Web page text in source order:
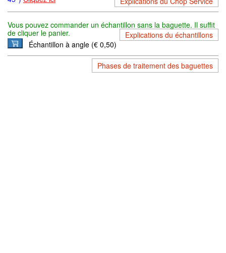
Vous pouvez commander un échantillon sans la baguette. Il suffit
de cliquer le panier.
Explications du échantillons
Échantillon à angle (€ 0,50)
Phases de traitement des baguettes